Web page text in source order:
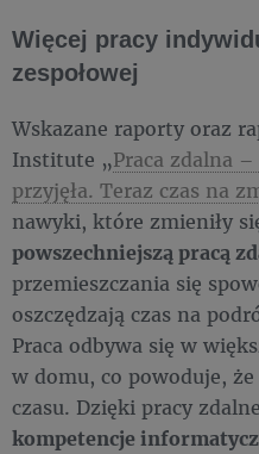
Więcej pracy
zespołowej
Wskazane raporty oraz
Institute „Praca zdalna
przyjęła. Teraz czas na
nawyki, które zmieniły
powszechniejszą pracą
przemieszczania się
oszczędzają czas na
Praca odbywa się w
w domu, co powoduje,
czasu. Dzięki pracy
kompetencje